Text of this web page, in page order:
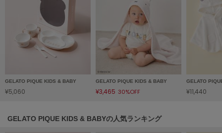
HOKA ONEONE
ホカ オネオネ
KEEN
キーン
LAATO
GELATO PIQUE KIDS & BABY
¥5,060
GELATO PIQUE KIDS & BABY
¥3,465 30%OFF
GELATO
¥11,440
GELATO PIQUE KIDS & BABYの人気ランキング